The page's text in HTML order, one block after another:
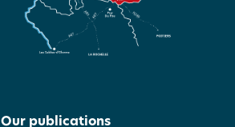
Our publications